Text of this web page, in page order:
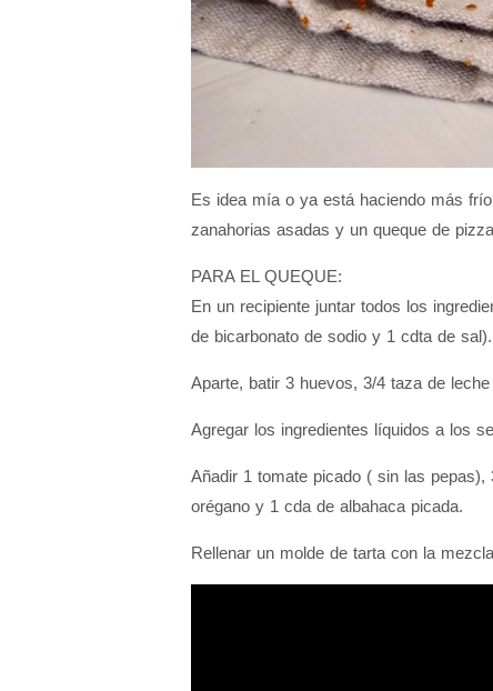
Es idea mía o ya está haciendo más
zanahorias asadas y un queque de
PARA EL QUEQUE:
En un recipiente juntar todos los
de bicarbonato de sodio y 1 cdta de sal).
Aparte, batir 3 huevos, 3/4 taza de
Agregar los ingredientes líquidos a los
Añadir 1 tomate picado ( sin las
orégano y 1 cda de albahaca picada.
Rellenar un molde de tarta con la